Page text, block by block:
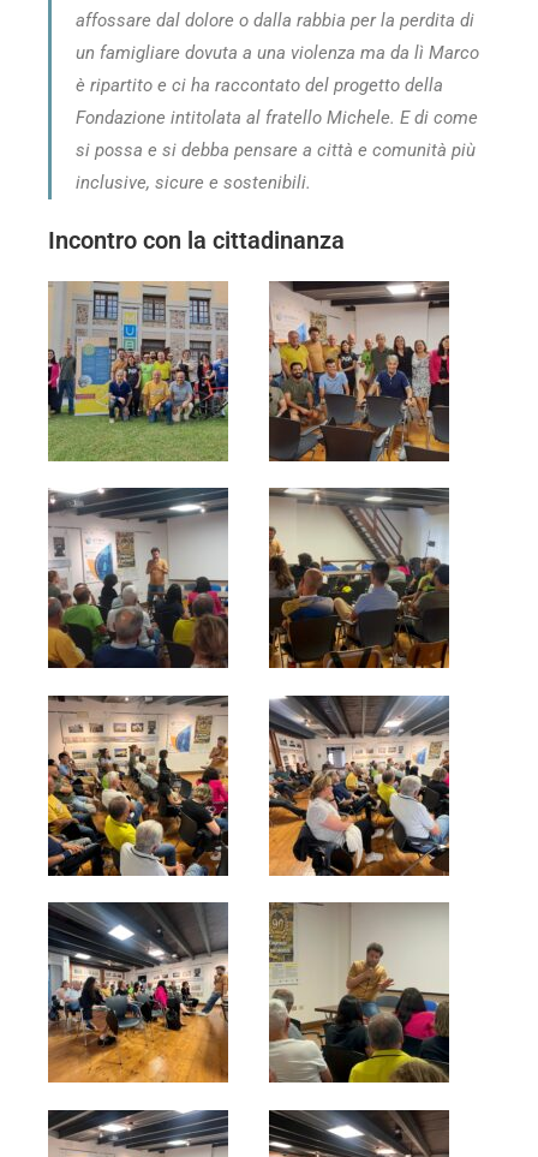
affossare dal dolore o dalla rabbia per la perdita di
un famigliare dovuta a una violenza ma da lì Marco
è ripartito e ci ha raccontato del progetto della
Fondazione intitolata al fratello Michele. E di come
si possa e si debba pensare a città e comunità più
inclusive, sicure e sostenibili.
Incontro con la cittadinanza